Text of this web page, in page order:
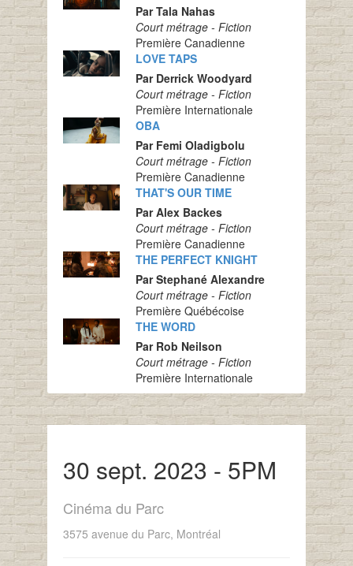
Par Tala Nahas
Court métrage - Fiction
Première Canadienne
LOVE TAPS
Par Derrick Woodyard
Court métrage - Fiction
Première Internationale
OBA
Par Femi Oladigbolu
Court métrage - Fiction
Première Canadienne
THAT'S OUR TIME
Par Alex Backes
Court métrage - Fiction
Première Canadienne
THE PERFECT KNIGHT
Par Stephané Alexandre
Court métrage - Fiction
Première Québécoise
THE WORD
Par Rob Neilson
Court métrage - Fiction
Première Internationale
30 sept. 2023 - 5PM
Cinéma du Parc
3575 avenue du Parc, Montréal